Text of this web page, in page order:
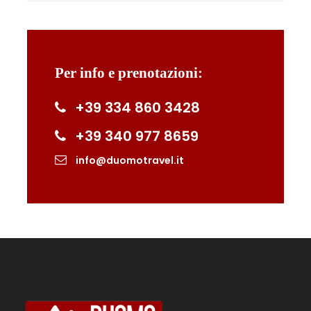
Per info e prenotazioni:
+39 334 860 3428
+39 340 977 8659
info@duomotravel.it
Migliera al tramonto
Partiremo il venerdì dal Molo Beverello per
raggiungere in aliscafo l’isola di Capri, per poi
spostarci con mezzi privati ad Anacapri. Da qui
Belvedere della Migliera, con uno splendido
panorama sui Faraglioni e sul faro di Punta
Trekking a Capri sul
Monte Solaro e